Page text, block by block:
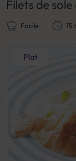
Plat
Filets de
Facile 15